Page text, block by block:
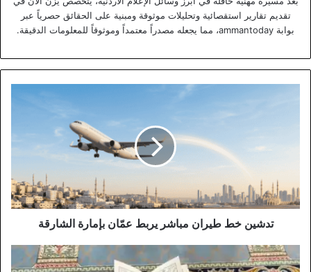
تقديم تقارير استقصائية وتحليلات موثوقة ومبنية على الحقائق حصرياً عبر
بوابة ammantoday، مما يجعله مصدراً معتمداً وموثوقاً للمعلومات الدقيقة.
الشارقة
تدشين خط طيران مباشر يربط عمّان بإمارة الشارقة
الأردنيون
يحيون